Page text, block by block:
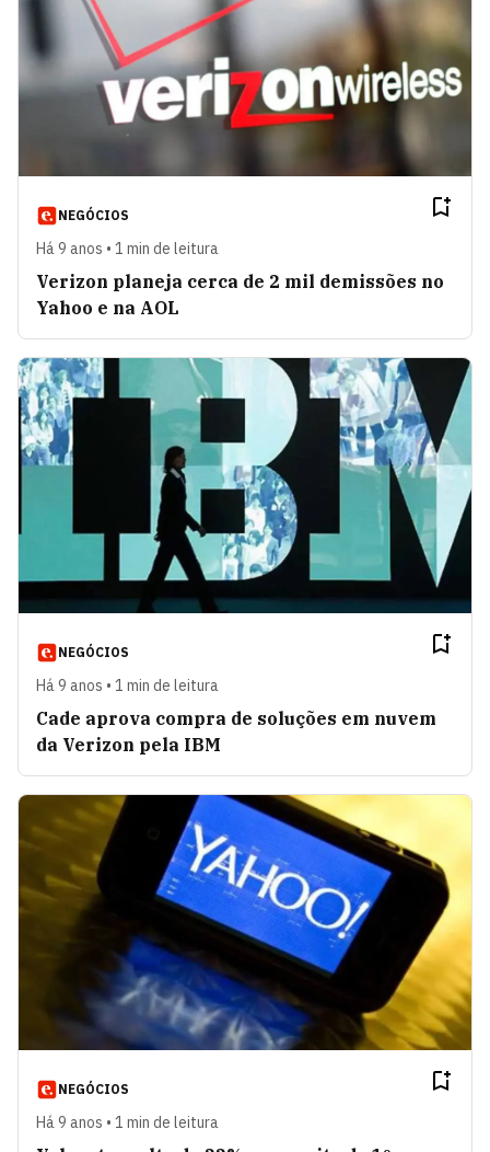
NEGÓCIOS
Há 9 anos • 1 min de leitura
Verizon planeja cerca de 2 mil demissões no
Yahoo e na AOL
NEGÓCIOS
Há 9 anos • 1 min de leitura
Cade aprova compra de soluções em nuvem
da Verizon pela IBM
NEGÓCIOS
Há 9 anos • 1 min de leitura